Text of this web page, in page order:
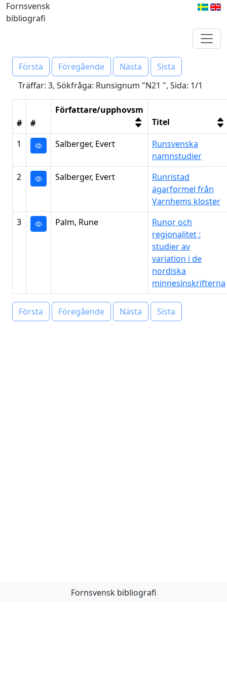
Fornsvensk
bibliografi
Första Föregående Nästa
Sista
Träffar: 3, Sökfråga: Runsignum "N21 ", Sida: 1/1
# #
Författare/upphovsm
Titel
1
Salberger, Evert
Runsvenska
namnstudier
2
Salberger, Evert
Runristad
ägarformel från
Varnhems kloster
3
Palm, Rune
Runor och
regionalitet :
studier av
variation i de
nordiska
minnesinskrifterna
Första Föregående Nästa Sista
Fornsvensk bibliografi